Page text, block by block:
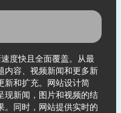
度快且全面覆盖。从最
内容、视频新闻和更多新
新和扩充。网站设计简
现新闻，图片和视频的结
。同时，网站提供实时的